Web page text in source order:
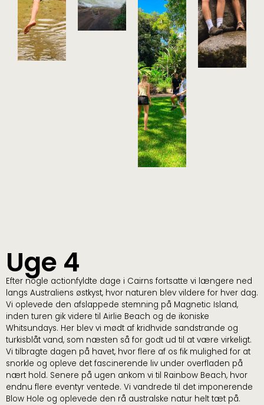
Uge 4
Efter nogle actionfyldte dage i Cairns fortsatte vi længere ned
langs Australiens østkyst, hvor naturen blev vildere for hver dag.
Vi oplevede den afslappede stemning på Magnetic Island,
inden turen gik videre til Airlie Beach og de ikoniske
Whitsundays. Her blev vi mødt af kridhvide sandstrande og
turkisblåt vand, som næsten så for godt ud til at være virkeligt.
Vi tilbragte dagen på havet, hvor flere af os fik mulighed for at
snorkle og opleve det fascinerende liv under overfladen på
nært hold. Senere på ugen ankom vi til Rainbow Beach, hvor
endnu flere eventyr ventede. Vi vandrede til det imponerende
Blow Hole og oplevede den rå australske natur helt tæt på.